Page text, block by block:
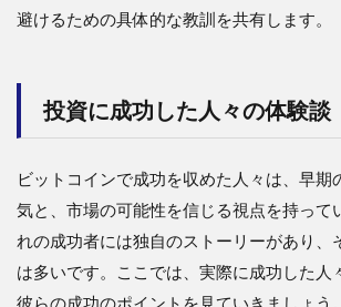
避けるための具体的な教訓を共有します。
投資に成功した人々の体験談
ビットコインで成功を収めた人々は、早期
気と、市場の可能性を信じる視点を持って
れの成功者には独自のストーリーがあり、
は多いです。ここでは、実際に成功した人